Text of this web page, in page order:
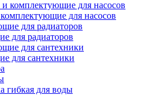
для насосов
для радиаторов
для сантехники
гибкая для воды